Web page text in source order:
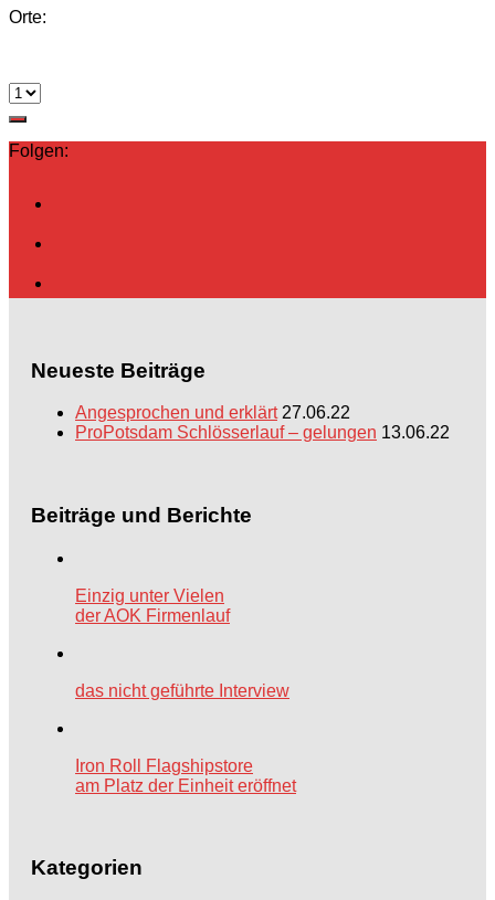
Orte:
Folgen:
Neueste Beiträge
Angesprochen und erklärt 27.06.22
ProPotsdam Schlösserlauf – gelungen 13.06.22
Beiträge und Berichte
Einzig unter Vielen
der AOK Firmenlauf
das nicht geführte Interview
Iron Roll Flagshipstore
am Platz der Einheit eröffnet
Kategorien